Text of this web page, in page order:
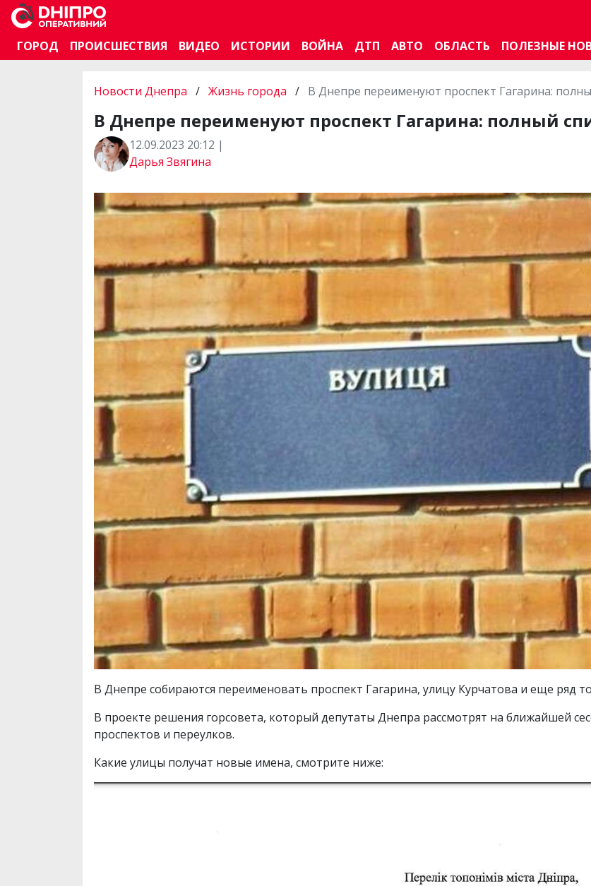
ГОРОД
ПРОИСШЕСТВИЯ ВИДЕО ИСТОРИИ ВОЙНА ДТП АВТО ОБЛАСТЬ ПОЛЕЗНЫЕ
Новости Днепра / Жизнь города / В Днепре переименуют проспект Гагарина:
В Днепре переименуют проспект Гагарина: полный
12.09.2023 20:12 |
Дарья Звягина
В Днепре собираются переименовать проспект Гагарина, улицу Курчатова и еще ряд
В проекте решения горсовета, который депутаты Днепра рассмотрят на ближайшей
проспектов и переулков.
Какие улицы получат новые имена, смотрите ниже: